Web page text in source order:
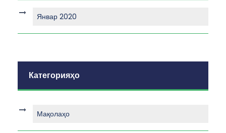
Январ 2020
Категорияҳо
Мақолаҳо